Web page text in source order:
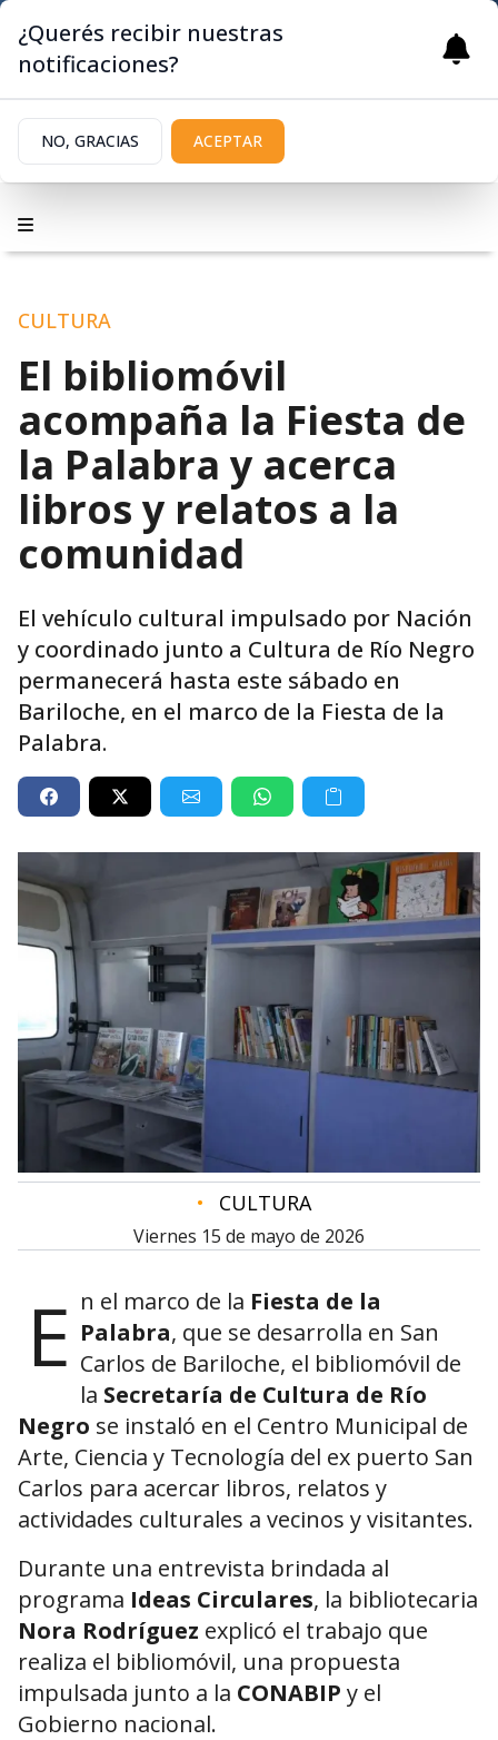
CULTURA
El bibliomóvil
acompaña la Fiesta de
la Palabra y acerca
libros y relatos a la
comunidad
El vehículo cultural impulsado por Nación
y coordinado junto a Cultura de Río Negro
permanecerá hasta este sábado en
Bariloche, en el marco de la Fiesta de la
Palabra.
• CULTURA
viernes 15 de mayo de 2026
E n el marco de la Fiesta de la
Palabra, que se desarrolla en San
Carlos de Bariloche, el bibliomóvil de
la Secretaría de Cultura de Río
Negro se instaló en el Centro Municipal de
Arte, Ciencia y Tecnología del ex puerto San
Carlos para acercar libros, relatos y
actividades culturales a vecinos y visitantes.
Durante una entrevista brindada al
programa Ideas Circulares, la bibliotecaria
Nora Rodríguez explicó el trabajo que
realiza el bibliomóvil, una propuesta
impulsada junto a la CONABIP y el
Gobierno nacional.
¿Querés recibir nuestras
notificaciones?
NO, GRACIAS ACEPTAR